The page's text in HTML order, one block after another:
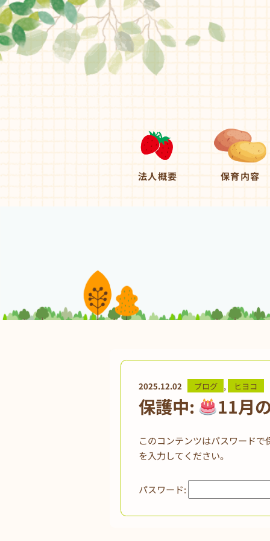
法人概要 保育内容
2025.12.02 ブログ , ヒヨコ
保護中: 11月
このコンテンツはパスワード
を入力してください。
パスワード: